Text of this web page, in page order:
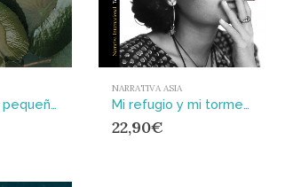
El dios de las pequeñas cosas
NARRATIVA ASIA
Mi refugio y mi tormenta
22,90€